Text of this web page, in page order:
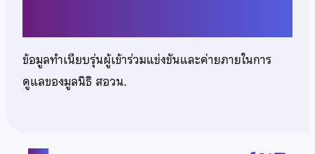
ข้อมูลทำเนียบรุ่นผู้เข้าร่วมแข่งขันและค่ายภายในการ
ดูแลของมูลนิธิ สอวน.